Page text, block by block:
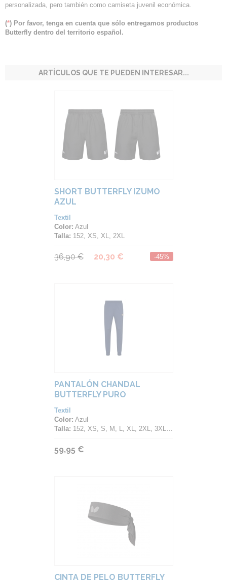
personalizada, pero también como camiseta juvenil económica.
(*) Por favor, tenga en cuenta que sólo entregamos productos
Butterfly dentro del territorio español.
ARTÍCULOS QUE TE PUEDEN INTERESAR...
SHORT BUTTERFLY IZUMO
AZUL
Textil
Color: Azul
Talla: 152, XS, XL, 2XL
36,90 € 20,30 € -45%
PANTALÓN CHANDAL
BUTTERFLY PURO
Textil
Color: Azul
Talla: 152, XS, S, M, L, XL, 2XL, 3XL, 4XL
59,95 €
CINTA DE PELO BUTTERFLY